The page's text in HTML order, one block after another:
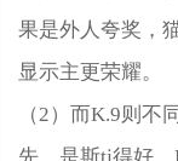
果是外人夸奖，
显示主更荣耀。
（2）而K.9则不